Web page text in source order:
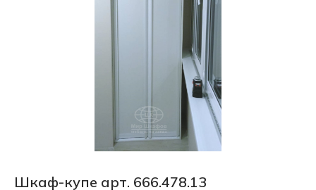
Шкаф-купе арт. 666.478.13